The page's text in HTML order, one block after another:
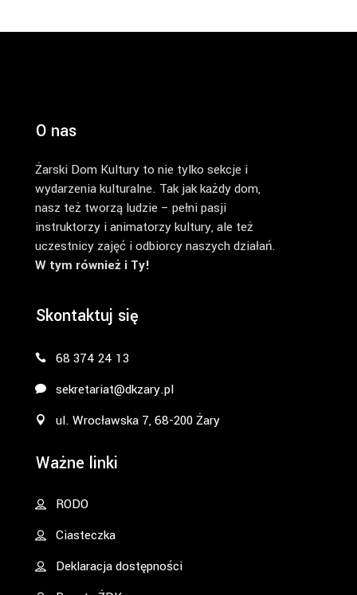
O nas
Żarski Dom Kultury to nie tylko sekcje i
wydarzenia kulturalne. Tak jak każdy dom,
nasz też tworzą ludzie – pełni pasji
instruktorzy i animatorzy kultury, ale też
uczestnicy zajęć i odbiorcy naszych działań.
W tym również i Ty!
Skontaktuj się
68 374 24 13
sekretariat@dkzary.pl
ul. Wrocławska 7, 68-200 Żary
Ważne linki
RODO
Ciasteczka
Deklaracja dostępności